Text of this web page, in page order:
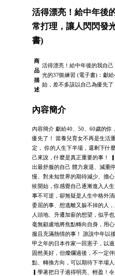
活得漂亮！給中年後
常打理，讓人閃閃發
書)
商
品
描
述
活得漂亮！給中年後的我自
光的37個練習 (電子書)：獻
始，差不多該以自己為優先了
內容簡介
內容簡介 獻給40、50、60歲的
優先了！ 當養兒育女不再是生活
定， 你的人生下半場，還剩下什
己來說，什麼是真正重要的事！
出最舒服的自己 體力衰退、減重
慢、對未知世界的期待減少、擔
候開始，你感覺自己逐漸進入人
事不可逆，卻無疑是人生中格外
委屈的事、想逃離又躲不掉的人
人頭地、升遷加薪的想望，似乎
毫無顧慮地將焦點轉向自身，用
服且充滿熱情的事！ 誰說中年以
甲之年的日本作家一田憲子，以
固然美好，但燦爛過後，不一定
點、轉換方向，可以期待下半場
▎學著把日子過得明亮、輕盈！